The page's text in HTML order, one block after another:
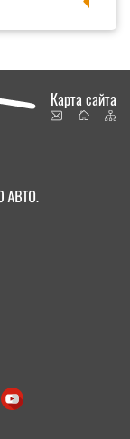
Карта сайта